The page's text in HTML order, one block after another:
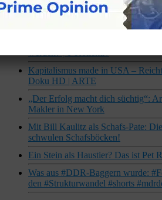
Raketen-Sticker als Mahnung |
Cannabis als Medizin | Doku aktiv
Kapitalismus made in USA –
Doku HD | ARTE
„Der Erfolg macht dich süchtig“:
Makler in New York
Mit Bill Kaulitz als Schafs-Pate:
schwulen Schafsböcken!
Ein Stein als Haustier? Das ist Pet
Was aus #DDR-Baggern wurde:
den #Strukturwandel #shorts